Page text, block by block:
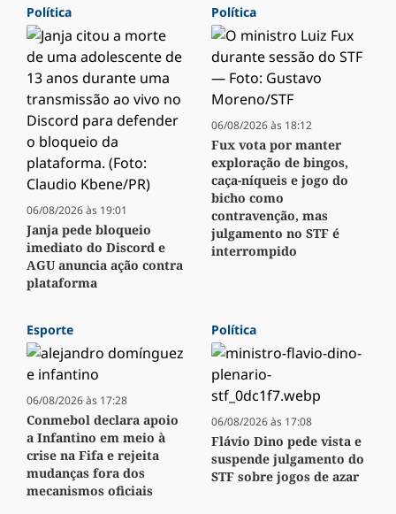
Política
06/08/2026 às 19:01
Janja pede bloqueio
imediato do Discord e
AGU anuncia ação contra
plataforma
Política
06/08/2026 às 18:12
Fux vota por manter
exploração de bingos,
caça-níqueis e jogo do
bicho como
contravenção, mas
julgamento no STF é
interrompido
Esporte
06/08/2026 às 17:28
Conmebol declara apoio
a Infantino em meio à
crise na Fifa e rejeita
mudanças fora dos
mecanismos oficiais
Política
06/08/2026 às 17:08
Flávio Dino pede vista e
suspende julgamento do
STF sobre jogos de azar